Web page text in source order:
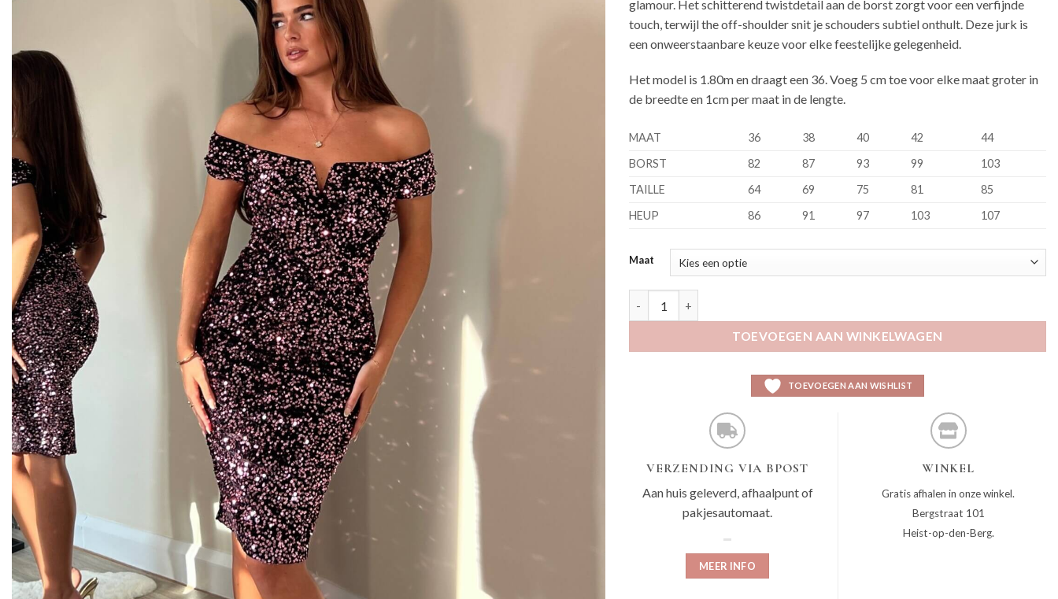
glamour. Het schitterend twistdetail aan de borst zorgt voor een verfijnde
touch, terwijl the off-shoulder snit je schouders subtiel onthult. Deze jurk is
een onweerstaanbare keuze voor elke feestelijke gelegenheid.
Het model is 1.80m en draagt een 36. Voeg 5 cm toe voor elke maat groter in
de breedte en 1cm per maat in de lengte.
MAAT 36 38 40 42
44
BORST
82 87 93 99
103
TAILLE
64 69 75 81
85
HEUP
86 91 97 103 107
Maat
TOEVOEGEN AAN WINKELWAGEN
TOEVOEGEN AAN WISHLIST
VERZENDING VIA BPOST
Aan huis geleverd, afhaalpunt of
pakjesautomaat.
MEER INFO
WINKEL
Gratis afhalen in onze winkel.
Bergstraat 101
Heist-op-den-Berg.